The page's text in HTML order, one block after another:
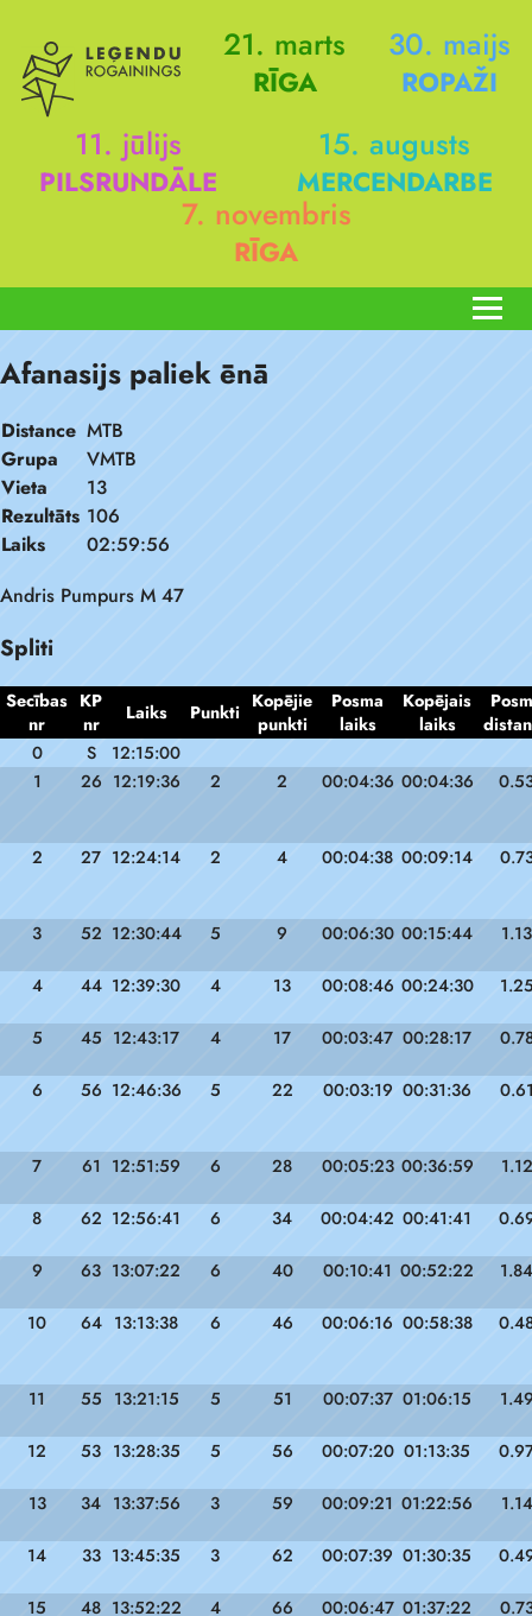
21. marts
RĪGA
30. maijs
ROPAŽI
11. jūlijs
PILSRUNDĀLE
15. augusts
MERCENDARBE
7. novembris
RĪGA
Afanasijs paliek ēnā
Distance MTB
Grupa
VMTB
Vieta
13
Rezultāts 106
Laiks
02:59:56
Andris Pumpurs M 47
Spliti
Secības
nr
KP
nr
Laiks Punkti Kopējie
punkti
Posma
laiks
Kopējais
laiks
0
S
12:15:00
1
26 12:19:36 2 2 00:04:36 00:04:36
2 27 12:24:14 2 4 00:04:38 00:09:14
3 52 12:30:44 5 9 00:06:30 00:15:44 1.13
4 44 12:39:30 4 13 00:08:46 00:24:30
5 45 12:43:17 4 17 00:03:47 00:28:17
6 56 12:46:36 5 22 00:03:19 00:31:36
7 61 12:51:59 6 28 00:05:23 00:36:59 1.12
8 62 12:56:41 6 34 00:04:42 00:41:41
9 63 13:07:22 6 40 00:10:41 00:52:22 1.84
10 64 13:13:38 6 46 00:06:16 00:58:38
11 55 13:21:15 5 51 00:07:37 01:06:15
12 53 13:28:35 5 56 00:07:20 01:13:35
13 34 13:37:56 3 59 00:09:21 01:22:56 1.14
14 33 13:45:35 3 62 00:07:39 01:30:35
15 48 13:52:22 4 66 00:06:47 01:37:22